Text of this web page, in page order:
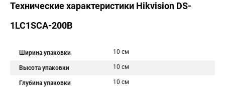
Технические характеристики Hikvision DS-
1LC1SCA-200B
Ширина упаковки 10 см
Высота упаковки 10 см
Глубина упаковки 10 см